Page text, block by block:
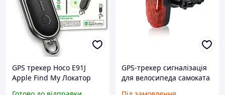
GPS трекер Hoco E91J
Apple Find My Локатор
GPS-трекер сигналізація
для велосипеда самоката